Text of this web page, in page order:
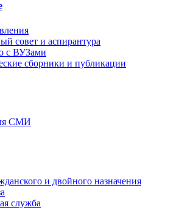
совет и аспирантура
с ВУЗами
сборники и публикации
СМИ
и двойного назначения
служба